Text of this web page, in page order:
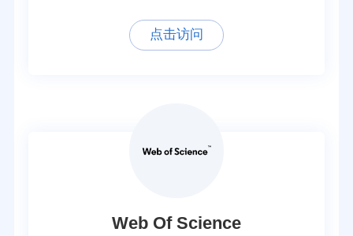
点击访问
Web Of Science